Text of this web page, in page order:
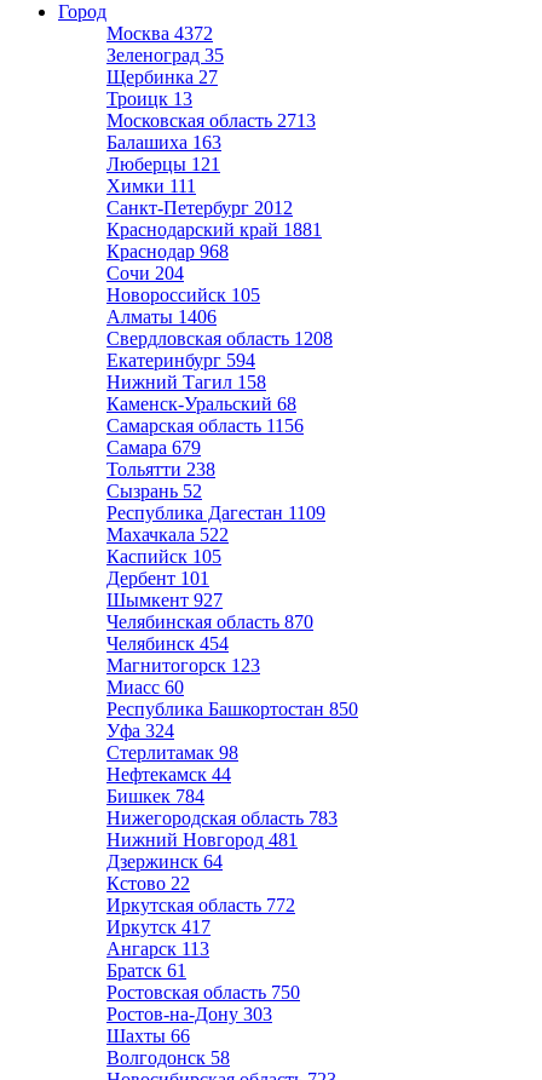
Город
Москва 4372
Зеленоград 35
Щербинка 27
Троицк 13
Московская область 2713
Балашиха 163
Люберцы 121
Химки 111
Санкт-Петербург 2012
Краснодарский край 1881
Краснодар 968
Сочи 204
Новороссийск 105
Алматы 1406
Свердловская область 1208
Екатеринбург 594
Нижний Тагил 158
Каменск-Уральский 68
Самарская область 1156
Самара 679
Тольятти 238
Сызрань 52
Республика Дагестан 1109
Махачкала 522
Каспийск 105
Дербент 101
Шымкент 927
Челябинская область 870
Челябинск 454
Магнитогорск 123
Миасс 60
Республика Башкортостан 850
Уфа 324
Стерлитамак 98
Нефтекамск 44
Бишкек 784
Нижегородская область 783
Нижний Новгород 481
Дзержинск 64
Кстово 22
Иркутская область 772
Иркутск 417
Ангарск 113
Братск 61
Ростовская область 750
Ростов-на-Дону 303
Шахты 66
Волгодонск 58